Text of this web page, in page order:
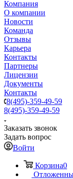
Компания
О компании
Новости
Команда
Отзывы
Карьера
Контакты
Партнеры
Лицензии
Документы
Контакты
8(495)-359-49-59
8(495)-359-49-59
Заказать звонок
Задать вопрос
Войти
Корзина0